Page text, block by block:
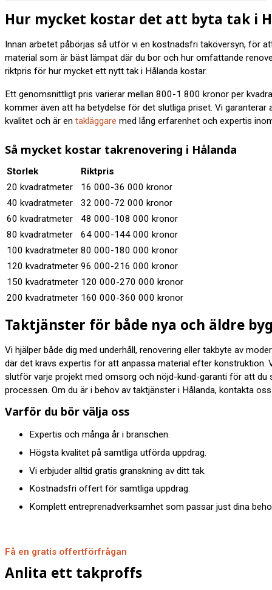
Hur mycket kostar det att byta tak i
Innan arbetet påbörjas så utför vi en kostnadsfri taköversyn, för
material som är bäst lämpat där du bor och hur omfattande
riktpris för hur mycket ett nytt tak i Hålanda kostar.
Ett genomsnittligt pris varierar mellan 800-1 800 kronor per
kommer även att ha betydelse för det slutliga priset. Vi
kvalitet och är en takläggare med lång erfarenhet och expertis
Så mycket kostar takrenovering i Hålanda
Storlek
Riktpris
20 kvadratmeter
16 000-36 000 kronor
40 kvadratmeter
32 000-72 000 kronor
60 kvadratmeter
48 000-108 000 kronor
80 kvadratmeter
64 000-144 000 kronor
100 kvadratmeter 80 000-180 000 kronor
120 kvadratmeter 96 000-216 000 kronor
150 kvadratmeter 120 000-270 000 kronor
200 kvadratmeter 160 000-360 000 kronor
Taktjänster för både nya och äldre
Vi hjälper både dig med underhåll, renovering eller takbyte av
där det krävs expertis för att anpassa material efter konstruktion.
slutför varje projekt med omsorg och nöjd-kund-garanti för att du
processen. Om du är i behov av taktjänster i Hålanda, kontakta
Varför du bör välja oss
Expertis och många år i branschen.
Högsta kvalitet på samtliga utförda uppdrag.
Vi erbjuder alltid gratis granskning av ditt tak.
Kostnadsfri offert för samtliga uppdrag.
Komplett entreprenadverksamhet som passar just dina
Få en gratis offertförfrågan
Anlita ett takproffs